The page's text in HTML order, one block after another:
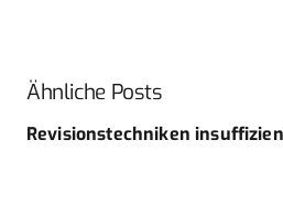
Ähnliche Posts
Revisionstechniken